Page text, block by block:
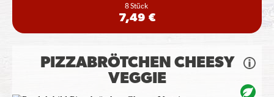
8 Stück
7,49 €
PIZZABRÖTCHEN CHEESY
VEGGIE